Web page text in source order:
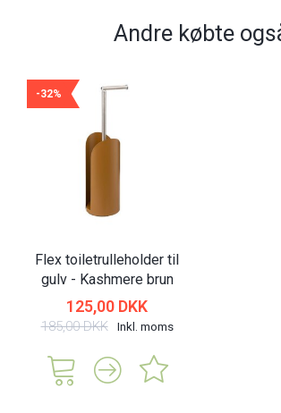
Andre købte
-32%
Flex toiletrulleholder til
gulv - Kashmere brun
125,00 DKK
185,00 DKK Inkl. moms